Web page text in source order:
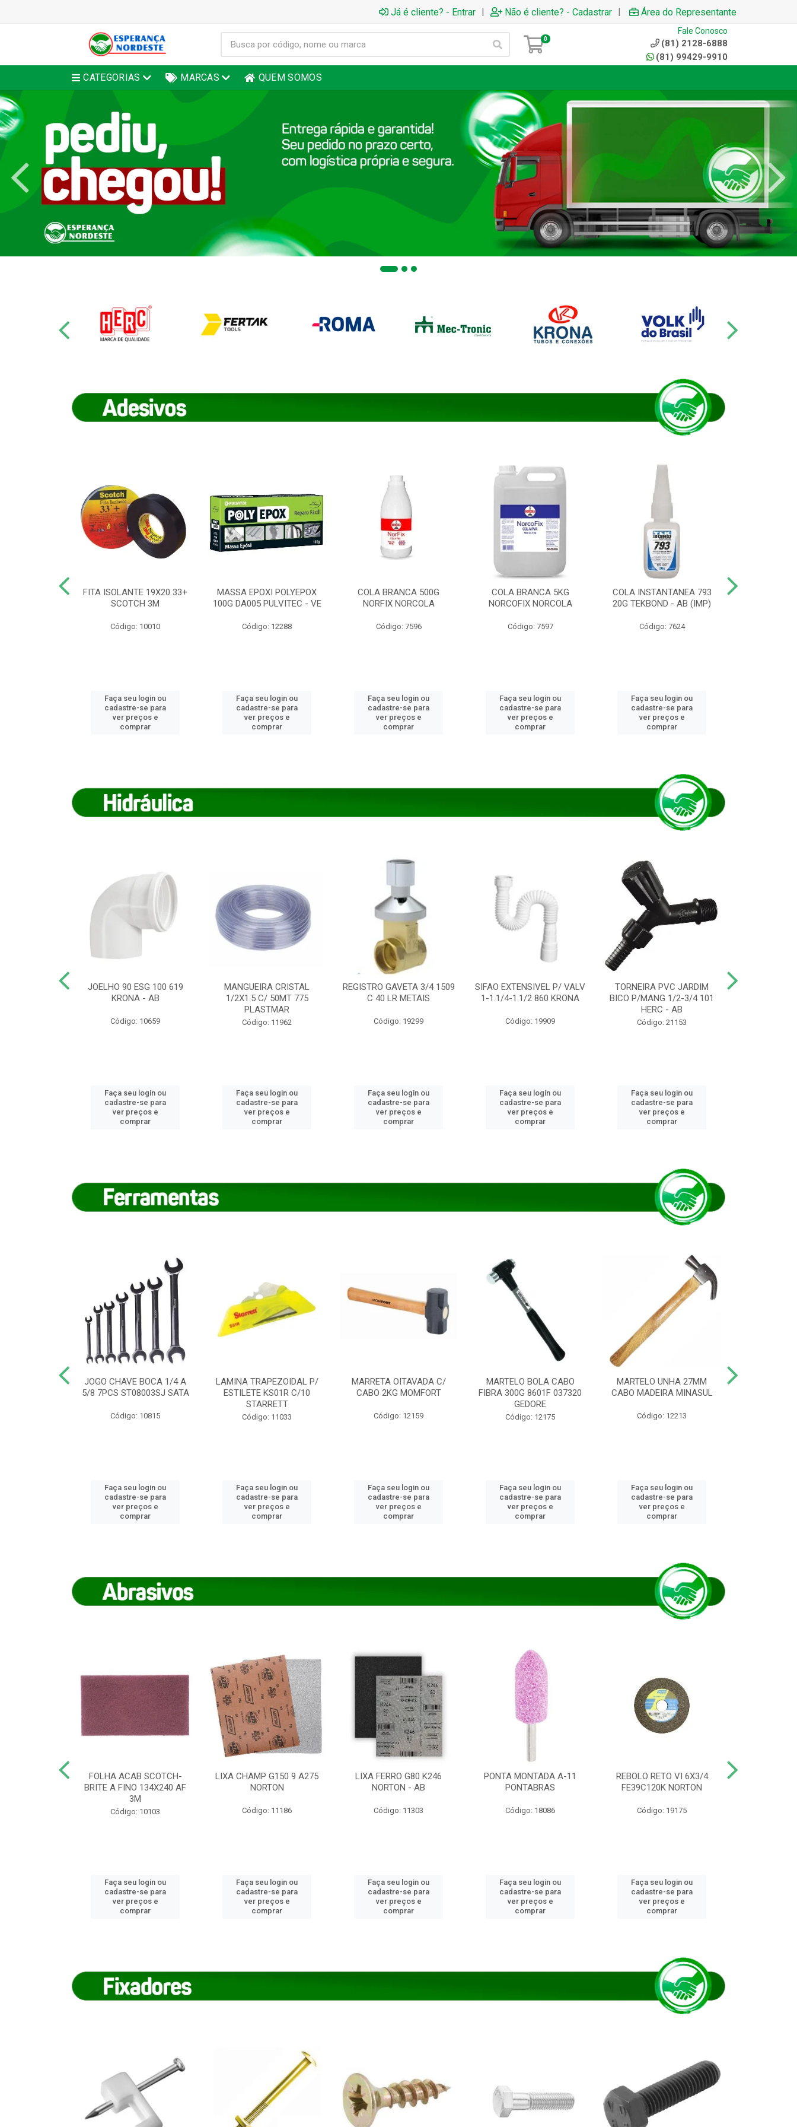
Já é cliente? - Entrar | Não é cliente? - Cadastrar | Área do Representante
0
Fale Conosco
(81) 2128-6888
(81) 99429-9910
CATEGORIAS MARCAS QUEM SOMOS
FITA ISOLANTE 19X20 33+
SCOTCH 3M
Código: 10010
Faça seu login ou
cadastre-se para
ver preços e
comprar
MASSA EPOXI POLYEPOX
100G DA005 PULVITEC - VE
Código: 12288
Faça seu login ou
cadastre-se para
ver preços e
comprar
COLA BRANCA 500G
NORFIX NORCOLA
Código: 7596
Faça seu login ou
cadastre-se para
ver preços e
comprar
COLA BRANCA 5KG
NORCOFIX NORCOLA
Código: 7597
Faça seu login ou
cadastre-se para
ver preços e
comprar
COLA INSTANTANEA 793
20G TEKBOND - AB (IMP)
Código: 7624
Faça seu login ou
cadastre-se para
ver preços e
comprar
JOELHO 90 ESG 100 619
KRONA - AB
Código: 10659
Faça seu login ou
cadastre-se para
ver preços e
comprar
MANGUEIRA CRISTAL
1/2X1.5 C/ 50MT 775
PLASTMAR
Código: 11962
Faça seu login ou
cadastre-se para
ver preços e
comprar
REGISTRO GAVETA 3/4 1509
C 40 LR METAIS
Código: 19299
Faça seu login ou
cadastre-se para
ver preços e
comprar
SIFAO EXTENSIVEL P/ VALV
1-1.1/4-1.1/2 860 KRONA
Código: 19909
Faça seu login ou
cadastre-se para
ver preços e
comprar
TORNEIRA PVC JARDIM
BICO P/MANG 1/2-3/4 101
HERC - AB
Código: 21153
Faça seu login ou
cadastre-se para
ver preços e
comprar
JOGO CHAVE BOCA 1/4 A
5/8 7PCS ST08003SJ SATA
Código: 10815
Faça seu login ou
cadastre-se para
ver preços e
comprar
LAMINA TRAPEZOIDAL P/
ESTILETE KS01R C/10
STARRETT
Código: 11033
Faça seu login ou
cadastre-se para
ver preços e
comprar
MARRETA OITAVADA C/
CABO 2KG MOMFORT
Código: 12159
Faça seu login ou
cadastre-se para
ver preços e
comprar
MARTELO BOLA CABO
FIBRA 300G 8601F 037320
GEDORE
Código: 12175
Faça seu login ou
cadastre-se para
ver preços e
comprar
MARTELO UNHA 27MM
CABO MADEIRA MINASUL
Código: 12213
Faça seu login ou
cadastre-se para
ver preços e
comprar
FOLHA ACAB SCOTCH-
BRITE A FINO 134X240 AF
3M
Código: 10103
Faça seu login ou
cadastre-se para
ver preços e
comprar
LIXA CHAMP G150 9 A275
NORTON
Código: 11186
Faça seu login ou
cadastre-se para
ver preços e
comprar
LIXA FERRO G80 K246
NORTON - AB
Código: 11303
Faça seu login ou
cadastre-se para
ver preços e
comprar
PONTA MONTADA A-11
PONTABRAS
Código: 18086
Faça seu login ou
cadastre-se para
ver preços e
comprar
REBOLO RETO VI 6X3/4
FE39C120K NORTON
Código: 19175
Faça seu login ou
cadastre-se para
ver preços e
comprar